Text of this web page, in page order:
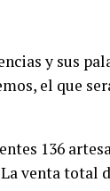
y sus
el que
136
venta total